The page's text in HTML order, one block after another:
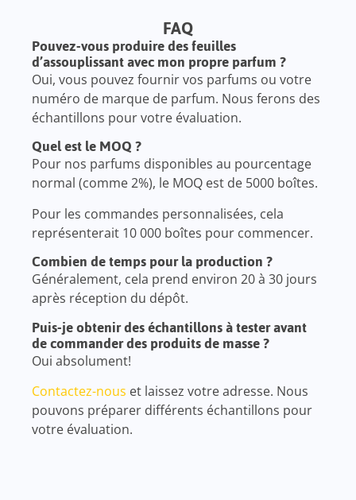
FAQ
Pouvez-vous produire des feuilles
d’assouplissant avec mon propre parfum ?
Oui, vous pouvez fournir vos parfums ou votre
numéro de marque de parfum. Nous ferons des
échantillons pour votre évaluation.
Quel est le MOQ ?
Pour nos parfums disponibles au pourcentage
normal (comme 2%), le MOQ est de 5000 boîtes.
Pour les commandes personnalisées, cela
représenterait 10 000 boîtes pour commencer.
Combien de temps pour la production ?
Généralement, cela prend environ 20 à 30 jours
après réception du dépôt.
Puis-je obtenir des échantillons à tester avant
de commander des produits de masse ?
Oui absolument!
Contactez-nous et laissez votre adresse. Nous
pouvons préparer différents échantillons pour
votre évaluation.